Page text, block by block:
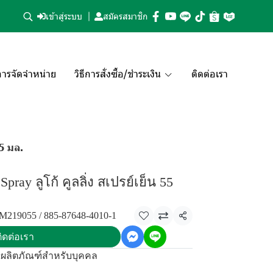
เข้าสู่ระบบ สมัครสมาชิก
รจัดจำหน่าย วิธีการสั่งซื้อ/ชำระเงิน ติดต่อเรา
มล.
ลูโก้ คูลลิ่ง สเปรย์เย็น 55
/ 885-87648-4010-1
แชร์
ดต่อเรา
ผลิตภัณฑ์สำหรับบุคคล